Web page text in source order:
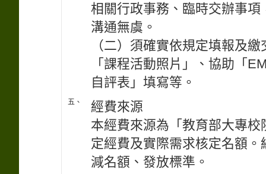
相關行政事務、臨時交辦事
溝通無虞。
（二）須確實依規定填報及
「課程活動照片」、協助「
自評表」填寫等。
五、
經費來源
本經費來源為「教育部大專
定經費及實際需求核定名額
減名額、發放標準。